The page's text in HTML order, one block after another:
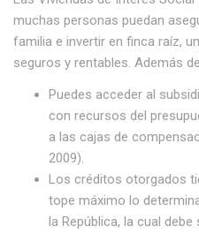
muchas personas puedan
familia e invertir en finca raíz,
seguros y rentables. Además
Puedes acceder al
con recursos del
a las cajas de
2009).
Los créditos otorgados
tope máximo lo
la República, la cual